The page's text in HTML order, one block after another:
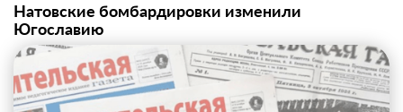
Натовские бомбардировки изменили
Югославию